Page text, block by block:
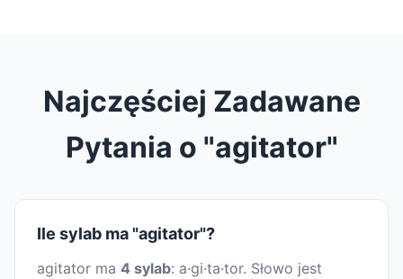
Najczęściej Zadawane
Pytania o "agitator"
Ile sylab ma "agitator"?
agitator ma 4 sylab: a·gi·ta·tor. Słowo jest